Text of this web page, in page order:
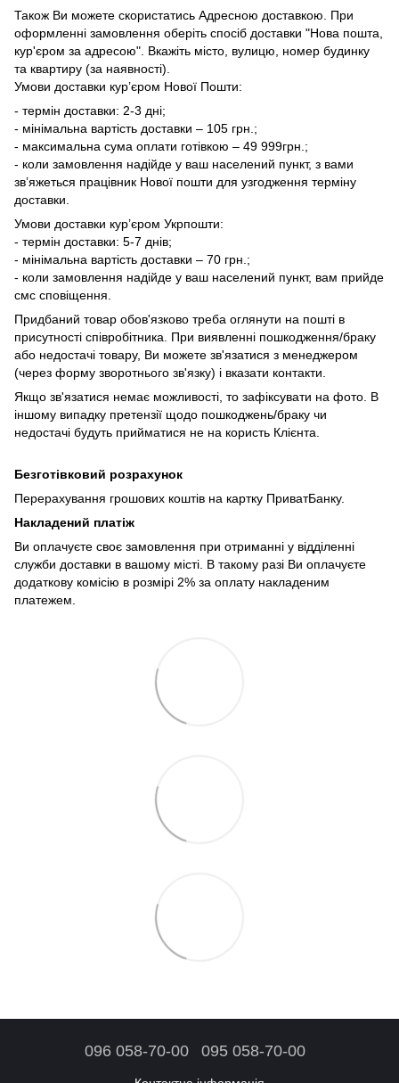
Також Ви можете скористатись Адресною доставкою. При
оформленні замовлення оберіть спосіб доставки "Нова пошта,
кур'єром за адресою". Вкажіть місто, вулицю, номер будинку
та квартиру (за наявності).
Умови доставки кур’єром Нової Пошти:
- термін доставки: 2-3 дні;
- мінімальна вартість доставки – 105 грн.;
- максимальна сума оплати готівкою – 49 999грн.;
- коли замовлення надійде у ваш населений пункт, з вами
зв’яжеться працівник Нової пошти для узгодження терміну
доставки.
Умови доставки кур’єром Укрпошти:
- термін доставки: 5-7 днів;
- мінімальна вартість доставки – 70 грн.;
- коли замовлення надійде у ваш населений пункт, вам прийде
смс сповіщення.
Придбаний товар обов'язково треба оглянути на пошті в
присутності співробітника. При виявленні пошкодження/браку
або недостачі товару, Ви можете зв'язатися з менеджером
(через форму зворотнього зв'язку) і вказати контакти.
Якщо зв'язатися немає можливості, то зафіксувати на фото. В
іншому випадку претензії щодо пошкоджень/браку чи
недостачі будуть прийматися не на користь Клієнта.
Безготівковий розрахунок
Перерахування грошових коштів на картку ПриватБанку.
Накладений платіж
Ви оплачуєте своє замовлення при отриманні у відділенні
служби доставки в вашому місті. В такому разі Ви оплачуєте
додаткову комісію в розмірі 2% за оплату накладеним
платежем.
096 058-70-00 095 058-70-00